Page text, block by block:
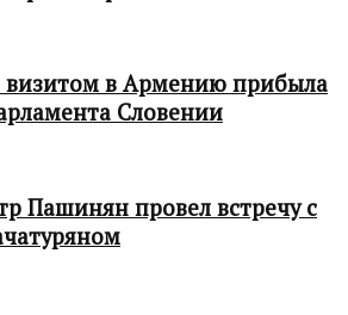
в Армению прибыла
Словении
Пашинян провел встречу с